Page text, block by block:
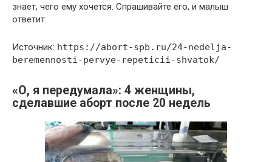
знает, чего ему хочется. Спрашивайте его, и малыш
ответит.
Источник: https://abort-spb.ru/24-nedelja-
beremennosti-pervye-repeticii-shvatok/
«О, я передумала»: 4 женщины,
сделавшие аборт после 20 недель